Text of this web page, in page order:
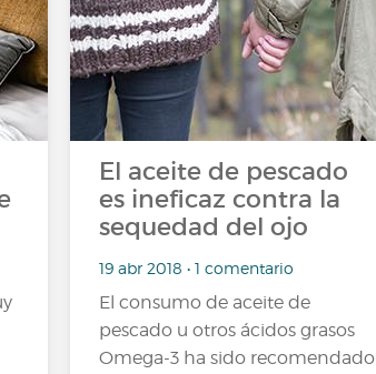
El aceite de pescado
es ineficaz contra la
sequedad del ojo
19 abr 2018 • 1 comentario
El consumo de aceite de
pescado u otros ácidos grasos
Omega-3 ha sido recomendado